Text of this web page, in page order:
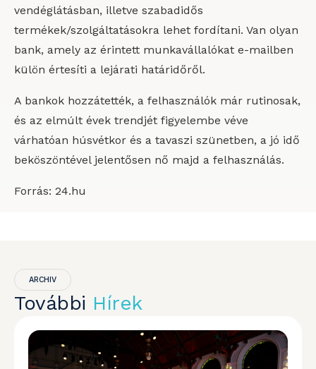
vendéglátásban, illetve szabadidős
termékek/szolgáltatásokra lehet fordítani. Van olyan
bank, amely az érintett munkavállalókat e-mailben
külön értesíti a lejárati határidőről.
A bankok hozzátették, a felhasználók már rutinosak,
és az elmúlt évek trendjét figyelembe véve
várhatóan húsvétkor és a tavaszi szünetben, a jó idő
beköszöntével jelentősen nő majd a felhasználás.
Forrás: 24.hu
ARCHIV
További Hírek